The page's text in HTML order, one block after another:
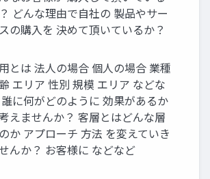
どんな理由で自社の 製品やサー
の購入を 決めて頂いているか？
とは 法人の場合 個人の場合 業種
エリア 性別 規模 エリア などな
誰に何がどのように 効果があるか
えませんか？ 客層とはどんな層
か アプローチ 方法 を変えていき
んか？ お客様に などなど